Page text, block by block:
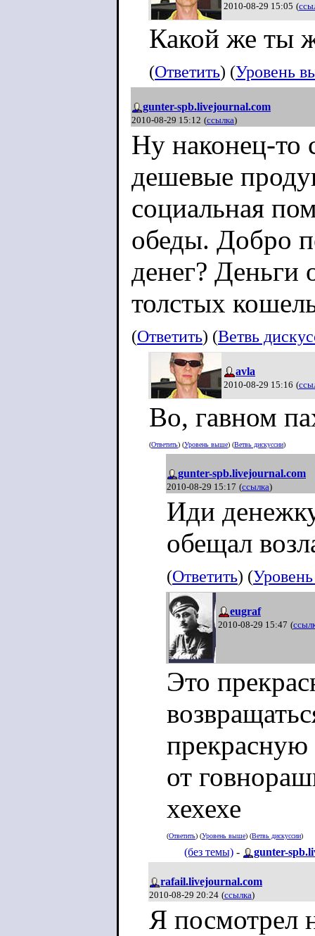
2010-08-29 15:05 (
Какой же ты
(Ответить) (Уровень
gunter-spb.livejournal.com
2010-08-29 15:12 (ссылка)
Ну наконец-то
дешевые
социальная
обеды. Добро
денег? Деньги
толстых
(Ответить) (Ветвь
avla
2010-08-29 15:16 (
Во, гавном
(Ответить) (Уровень выше) (Ветвь дискуссии)
gunter-spb.livejournal.com
2010-08-29 15:17 (ссылка)
Иди
обещал
(Ответить) (
eugraf
2010-08-29 15:47 (
Это
от
хехехе
(Ответить) (Уровень выше) (Ветвь дискуссии)
(без темы) - gunter-
rafail.livejournal.com
2010-08-29 20:24 (ссылка)
Я посмотрел